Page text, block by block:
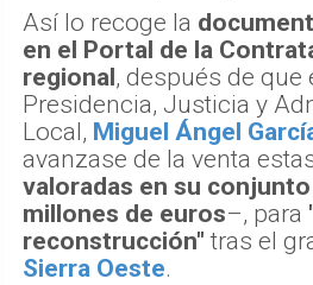
Así lo recoge la
en el Portal de la
regional, después de que
Presidencia, Justicia y
Local, Miguel Ángel
avanzase de la venta
valoradas en su
millones de euros–, para
reconstrucción" tras el
Sierra Oeste.